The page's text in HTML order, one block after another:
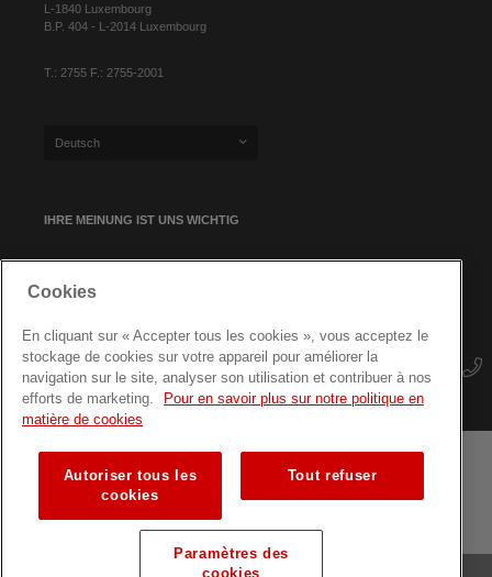
L-1840 Luxembourg
B.P. 404 - L-2014 Luxembourg
T.: 2755 F.: 2755-2001
Deutsch
IHRE MEINUNG IST UNS WICHTIG
NEWSLETTER-ANMELDUNG
Geschäftsbedingungen
Seitenübersicht
Fortbildungen für Fachkräfte
© Luxemburger Rotes Kreuz
Cookies
En cliquant sur « Accepter tous les cookies », vous acceptez le
stockage de cookies sur votre appareil pour améliorer la
navigation sur le site, analyser son utilisation et contribuer à nos
efforts de marketing.
Pour en savoir plus sur notre politique en
matière de cookies
Autoriser tous les
cookies
Tout refuser
Paramètres des
cookies